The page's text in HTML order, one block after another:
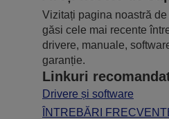
Vizitați pagina noastră
găsi cele mai recente
drivere, manuale,
garanție.
Linkuri
Drivere și software
ÎNTREBĂRI